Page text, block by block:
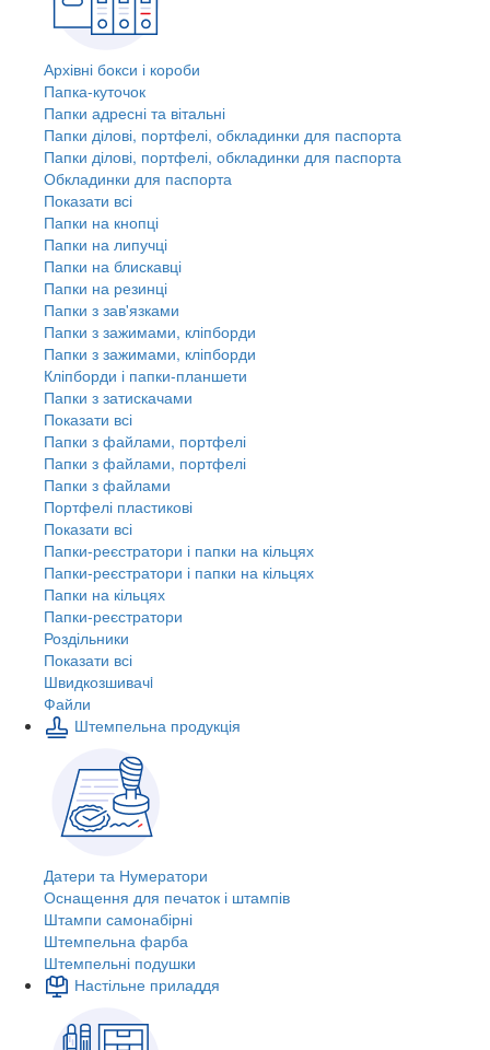
Архівні бокси і короби
Папка-куточок
Папки адресні та вітальні
Папки ділові, портфелі, обкладинки для паспорта
Папки ділові, портфелі, обкладинки для паспорта
Обкладинки для паспорта
Показати всі
Папки на кнопці
Папки на липучці
Папки на блискавці
Папки на резинці
Папки з зав'язками
Папки з зажимами, кліпборди
Папки з зажимами, кліпборди
Кліпборди і папки-планшети
Папки з затискачами
Показати всі
Папки з файлами, портфелі
Папки з файлами, портфелі
Папки з файлами
Портфелі пластикові
Показати всі
Папки-реєстратори і папки на кільцях
Папки-реєстратори і папки на кільцях
Папки на кільцях
Папки-реєстратори
Роздільники
Показати всі
Швидкозшивачi
Файли
Штемпельна продукція
Датери та Нумератори
Оснащення для печаток і штампів
Штампи самонабірні
Штемпельна фарба
Штемпельні подушки
Настільне приладдя